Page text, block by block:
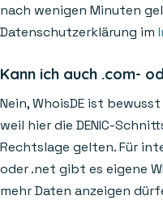
nach wenigen Minuten
Datenschutzerklärung im
Kann ich auch .com-
Nein, WhoisDE ist
weil hier die DENIC-
Rechtslage gelten. Für
oder .net gibt es eigene
mehr Daten anzeigen